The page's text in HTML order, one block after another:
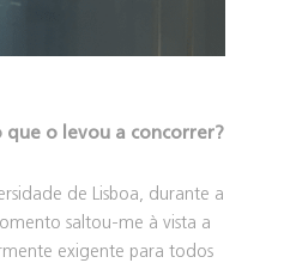
o levou a concorrer?
de Lisboa, durante a
saltou-me à vista a
exigente para todos